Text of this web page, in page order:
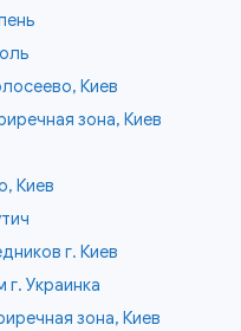
Киев
зона, Киев
Киев
г. Киев
Украинка
зона, Киев